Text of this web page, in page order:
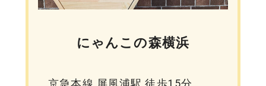
にゃんこの森横浜
京急本線 屏風浦駅 徒歩15分